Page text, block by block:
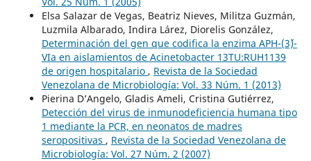
Elsa Salazar de Vegas, Beatriz Nieves, Militza Guzmán,
Luzmila Albarado, Indira Lárez, Diorelis González,
Determinación del gen que codifica la enzima APH-(3´)-
VIa en aislamientos de Acinetobacter 13TU:RUH1139
de origen hospitalario , Revista de la Sociedad
Venezolana de Microbiología: Vol. 33 Núm. 1 (2013)
Pierina D’Angelo, Gladis Ameli, Cristina Gutiérrez,
Detección del virus de inmunodeficiencia humana tipo
1 mediante la PCR, en neonatos de madres
seropositivas , Revista de la Sociedad Venezolana de
Microbiología: Vol. 27 Núm. 2 (2007)